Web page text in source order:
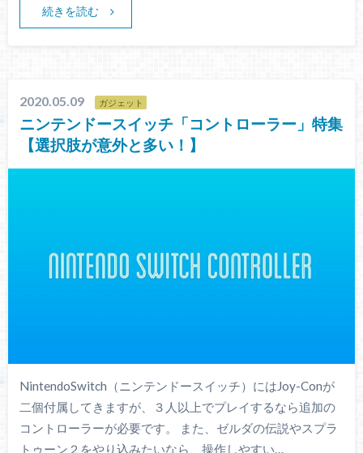
続きを読む
2020.05.09 ガジェット
ニンテンドースイッチ「コントローラー」特集
【選択肢が意外と多い！】
NintendoSwitch（ニンテンドースイッチ）にはJoy-Conが
二個付属してきますが、３人以上でプレイするなら追加の
コントローラーが必要です。 また、ゼルダの伝説やスプラ
トゥーン２をやり込みたいなら、操作しやすい…